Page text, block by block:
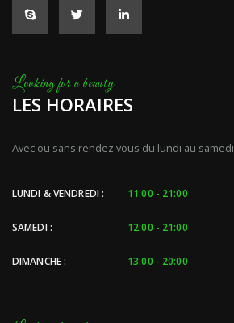
LES HORAIRES
Avec ou sans rendez vous du lundi au samedi
LUNDI & VENDREDI : 11:00 - 21:00
SAMEDI : 12:00 - 21:00
DIMANCHE : 13:00 - 20:00